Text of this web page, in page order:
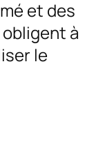
et des
à
le